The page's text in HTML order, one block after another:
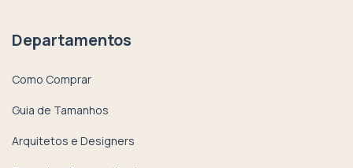
Departamentos
Como Comprar
Guia de Tamanhos
Arquitetos e Designers